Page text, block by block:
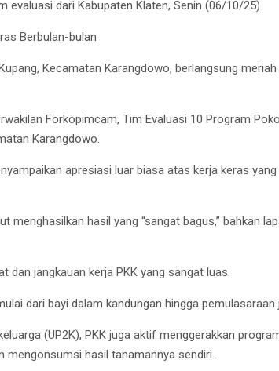
evaluasi dari Kabupaten Klaten, Senin (06/10/25)
Berbulan-bulan
Kecamatan Karangdowo, berlangsung
Forkopimcam, Tim Evaluasi 10 Program
Karangdowo.
apresiasi luar biasa atas kerja keras
menghasilkan hasil yang “sangat bagus,” bahkan
jangkauan kerja PKK yang sangat luas.
dari bayi dalam kandungan hingga pemulasaraan
(UP2K), PKK juga aktif menggerakkan
mengonsumsi hasil tanamannya sendiri.